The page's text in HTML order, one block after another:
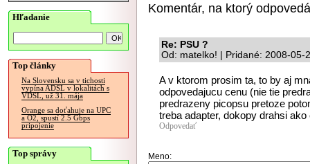
Hľadanie
Top články
Na Slovensku sa v tichosti
vypína ADSL v lokalitách s
VDSL, už 31. mája
Orange sa doťahuje na UPC
a O2, spustí 2.5 Gbps
pripojenie
Top správy
Komentár, na ktorý
Re: PSU ?
Od: matelko! | Pridané: 2008-05-
A v ktorom prosim ta, to by aj
odpovedajucu cenu (nie tie
predrazeny picopsu pretoze
treba adapter, dokopy drahsi
Odpovedať
Meno: